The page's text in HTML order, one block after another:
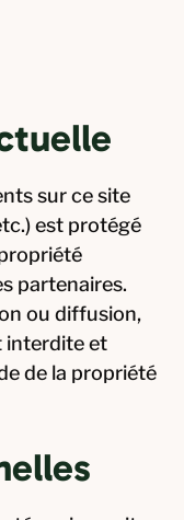
sur ce site
est protégé
partenaires.
ou diffusion,
interdite et
de la propriété